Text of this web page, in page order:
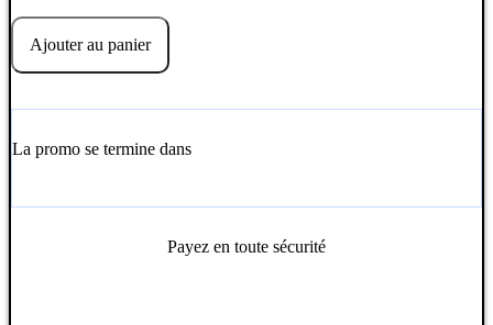
quantité
Montez
d'Abonnés
Ajouter au panier
La promo se termine dans
Payez en toute sécurité